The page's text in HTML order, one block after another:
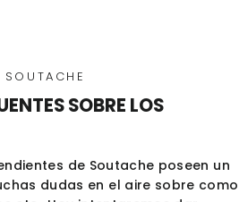
SOUTACHE
SOBRE LOS
de Soutache poseen un
dudas en el aire sobre como